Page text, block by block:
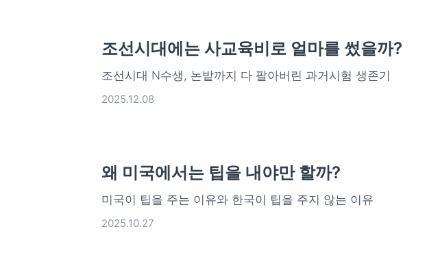
조선시대에는 사교육비로 얼마를 썼을까?
조선시대 N수생, 논밭까지 다 팔아버린 과거시험 생존기
2025.12.08
왜 미국에서는 팁을 내야만 할까?
미국이 팁을 주는 이유와 한국이 팁을 주지 않는 이유
2025.10.27